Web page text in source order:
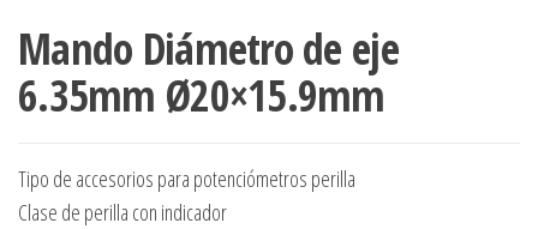
Mando Diámetro de eje
6.35mm Ø20×15.9mm
Tipo de accesorios para potenciómetros perilla
Clase de perilla con indicador